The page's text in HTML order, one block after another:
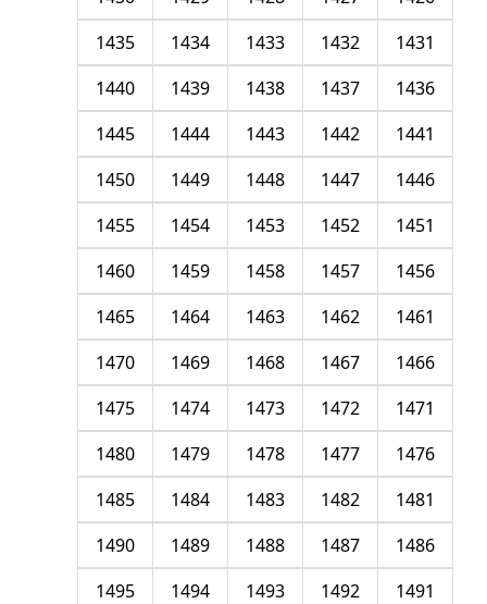
1431
1432
1433
1434
1435
1436
1437
1438
1439
1440
1441
1442
1443
1444
1445
1446
1447
1448
1449
1450
1451
1452
1453
1454
1455
1456
1457
1458
1459
1460
1461
1462
1463
1464
1465
1466
1467
1468
1469
1470
1471
1472
1473
1474
1475
1476
1477
1478
1479
1480
1481
1482
1483
1484
1485
1486
1487
1488
1489
1490
1491
1492
1493
1494
1495